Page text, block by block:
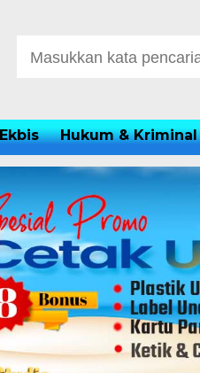
Hukum & Kriminal